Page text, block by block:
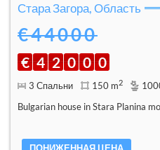
Стара Загора, Область
€44000
€ 4 2 0 0 0
3 Спальни 150 m2
Bulgarian house in Stara Planina